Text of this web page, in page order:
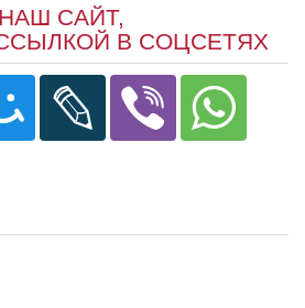
САЙТ,
В СОЦСЕТЯХ